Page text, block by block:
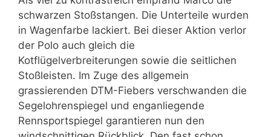
schwarzen Stoßstangen. Die Unterteile wurden
in Wagenfarbe lackiert. Bei dieser Aktion verlor
der Polo auch gleich die
Kotflügelverbreiterungen sowie die seitlichen
Stoßleisten. Im Zuge des allgemein
grassierenden DTM-Fiebers verschwanden die
Segelohrenspiegel und enganliegende
Rennsportspiegel garantieren nun den